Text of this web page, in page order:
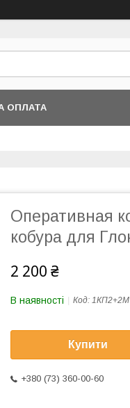
ОПЛАТА
Оперативная
кобура для
2 200 ₴
В наявності Код: 1КП2+2М
Купити
+380 (73) 360-00-60